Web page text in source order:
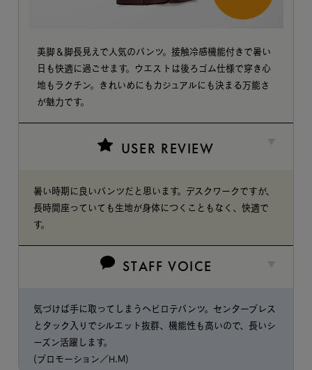
美脚＆脚長見えで人気のパンツ。接触冷感機能付きで暑い
日も快適に過ごせます。ウエストは後ろゴム仕様で穿き心
地もラクチン。きれいめにもカジュアルにも決まる万能さ
が魅力です。
USER REVIEW
暑い時期に良いパンツだと思います。デスクワークですが、
長時間座っていても生地が身体につくこともなく、快適で
す。
STAFF VOICE
気づけば手に取ってしまうヘビロテパンツ。センタープレス
とタック入りでシルエット抜群、機能性も高いので、長いシ
ーズン活躍します。
(プロモーション／H.M)